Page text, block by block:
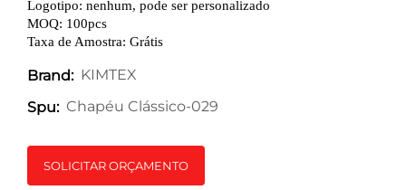
Logotipo: nenhum, pode ser personalizado
MOQ: 100pcs
Taxa de Amostra: Grátis
Brand: KIMTEX
Spu: Chapéu Clássico-029
SOLICITAR ORÇAMENTO